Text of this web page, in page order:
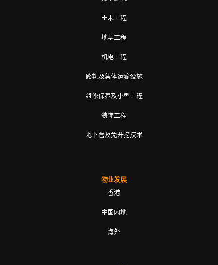
土木工程
地基工程
机电工程
路轨及集体运输设施
维修保养及小型工程
装饰工程
地下管及免开挖技术
物业发展
香港
中国内地
海外